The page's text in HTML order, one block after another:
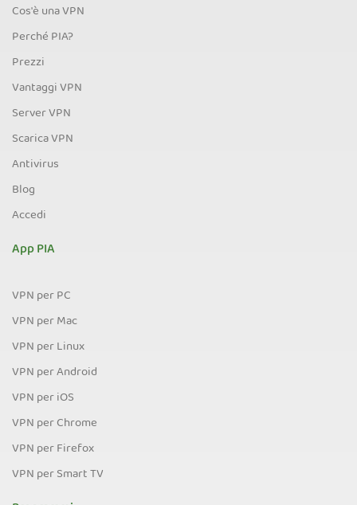
Cos'è una VPN
Perché PIA?
Prezzi
Vantaggi VPN
Server VPN
Scarica VPN
Antivirus
Blog
Accedi
App PIA
VPN per PC
VPN per Mac
VPN per Linux
VPN per Android
VPN per iOS
VPN per Chrome
VPN per Firefox
VPN per Smart TV